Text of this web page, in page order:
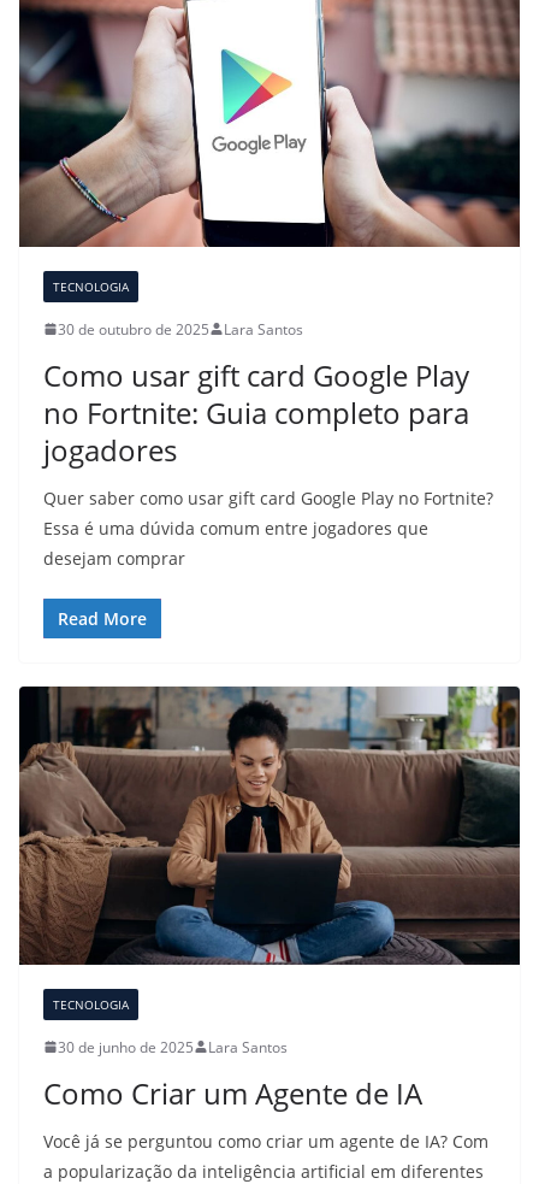
TECNOLOGIA
30 de outubro de 2025 Lara Santos
Como usar gift card Google Play
no Fortnite: Guia completo para
jogadores
Quer saber como usar gift card Google Play no Fortnite?
Essa é uma dúvida comum entre jogadores que
desejam comprar
Read More
TECNOLOGIA
30 de junho de 2025 Lara Santos
Como Criar um Agente de IA
Você já se perguntou como criar um agente de IA? Com
a popularização da inteligência artificial em diferentes